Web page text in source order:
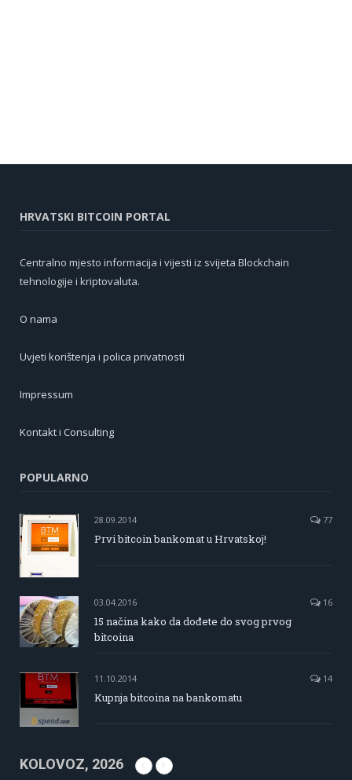
HRVATSKI BITCOIN PORTAL
Centralno mjesto informacija i vijesti iz svijeta Blockchain
tehnologije i kriptovaluta.
O nama
Uvjeti korištenja i polica privatnosti
Impressum
Kontakt i Consulting
POPULARNO
28.09.2014 77
Prvi bitcoin bankomat u Hrvatskoj!
03.04.2016 16
15 načina kako da dođete do svog prvog
bitcoina
11.10.2014 14
Kupnja bitcoina na bankomatu
KOLOVOZ, 2026